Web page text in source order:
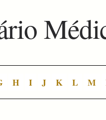
H I J K L M